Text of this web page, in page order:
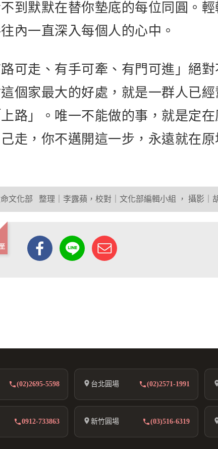
到默默在替你墊底的每位同圓。
內一直深入每個人的心中。
路可走、有手可牽、有門可進」絕
個家最大的好處，就是一群人已
路」。唯一不能做的事，就是定
走，你不邁開這一步，永遠就在原
文化部 整理｜李露蘋，校對｜文化部編輯小組 ， 攝影｜
(02)2695-5598 台北圓場 (02)2571-1991
0912-733863 新竹圓場 (03)516-6319